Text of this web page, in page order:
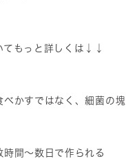
てもっと詳しくは↓↓
かすではなく、細菌の塊
間〜数日で作られる